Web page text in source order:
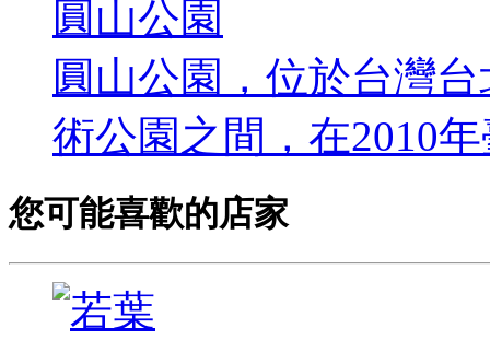
圓山公園
圓山公園，位於台灣
術公園之間，在2010
您可能喜歡的店家